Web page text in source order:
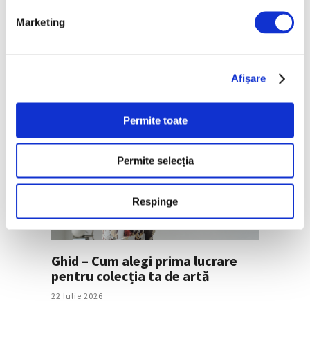
Marketing
Afişare
Permite toate
Permite selecția
Respinge
Ghid – Cum alegi prima lucrare
pentru colecția ta de artă
22 Iulie 2026